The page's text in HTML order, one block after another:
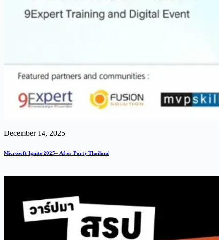
December 14, 2025
Microsoft Ignite 2025– After Party Thailand